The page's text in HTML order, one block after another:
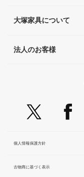
大塚家具について
法人のお客様
個人情報保護方針
古物商に基づく表示